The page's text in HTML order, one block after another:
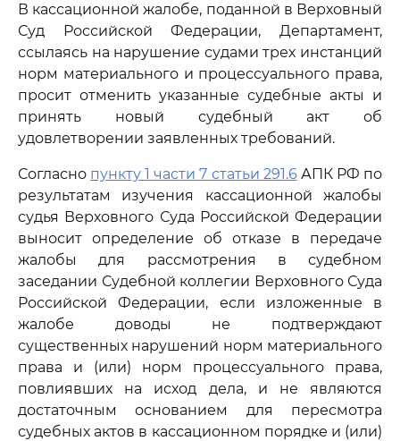
В кассационной жалобе, поданной в Верховный
Суд Российской Федерации, Департамент,
ссылаясь на нарушение судами трех инстанций
норм материального и процессуального права,
просит отменить указанные судебные акты и
принять новый судебный акт об
удовлетворении заявленных требований.
Согласно пункту 1 части 7 статьи 291.6АПК РФ по
результатам изучения кассационной жалобы
судья Верховного Суда Российской Федерации
выносит определение об отказе в передаче
жалобы для рассмотрения в судебном
заседании Судебной коллегии Верховного Суда
Российской Федерации, если изложенные в
жалобе доводы не подтверждают
существенных нарушений норм материального
права и (или) норм процессуального права,
повлиявших на исход дела, и не являются
достаточным основанием для пересмотра
судебных актов в кассационном порядке и (или)